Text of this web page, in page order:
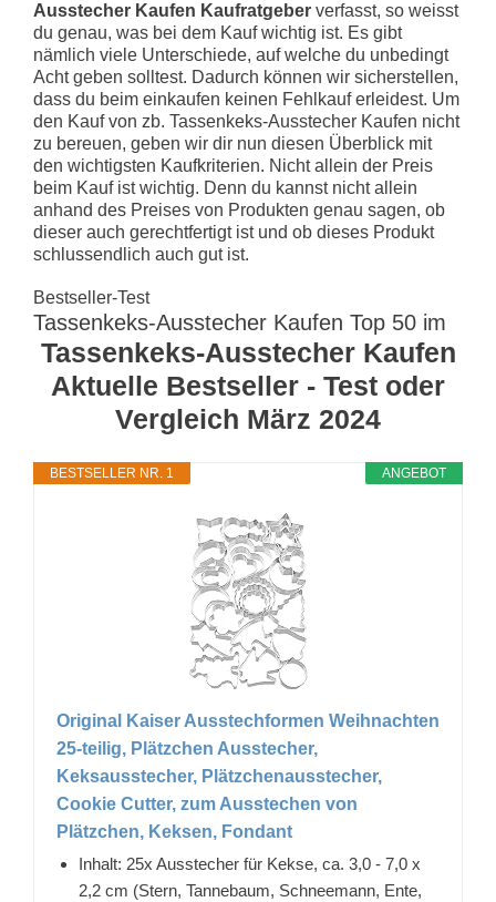
Ausstecher Kaufen Kaufratgeber verfasst, so weisst
du genau, was bei dem Kauf wichtig ist. Es gibt
nämlich viele Unterschiede, auf welche du unbedingt
Acht geben solltest. Dadurch können wir sicherstellen,
dass du beim einkaufen keinen Fehlkauf erleidest. Um
den Kauf von zb. Tassenkeks-Ausstecher Kaufen nicht
zu bereuen, geben wir dir nun diesen Überblick mit
den wichtigsten Kaufkriterien. Nicht allein der Preis
beim Kauf ist wichtig. Denn du kannst nicht allein
anhand des Preises von Produkten genau sagen, ob
dieser auch gerechtfertigt ist und ob dieses Produkt
schlussendlich auch gut ist.
Bestseller-Test
Tassenkeks-Ausstecher Kaufen Top 50 im
Tassenkeks-Ausstecher Kaufen
Aktuelle Bestseller - Test oder
Vergleich März 2024
ANGEBOT
BESTSELLER NR. 1
Original Kaiser Ausstechformen Weihnachten
25-teilig, Plätzchen Ausstecher,
Keksausstecher, Plätzchenausstecher,
Cookie Cutter, zum Ausstechen von
Plätzchen, Keksen, Fondant
Inhalt: 25x Ausstecher für Kekse, ca. 3,0 - 7,0 x
2,2 cm (Stern, Tannebaum, Schneemann, Ente,